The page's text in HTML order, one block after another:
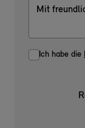
Ich habe die